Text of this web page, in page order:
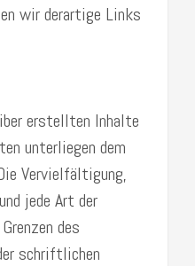
wir derartige Links
erstellten Inhalte
unterliegen dem
Vervielfältigung,
jede Art der
des
schriftlichen